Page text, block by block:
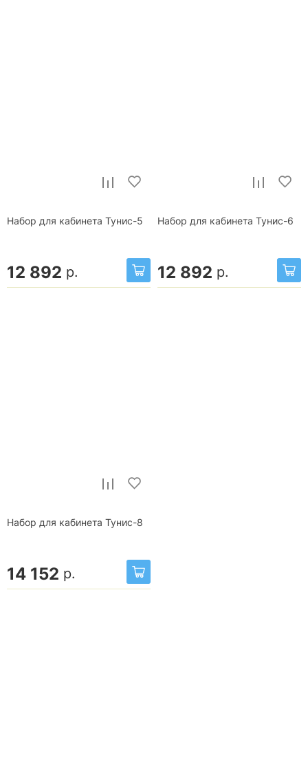
Набор для кабинета Тунис-5
12 892 р.
Набор для кабинета Тунис-6
12 892 р.
Набор для кабинета Тунис-8
14 152 р.